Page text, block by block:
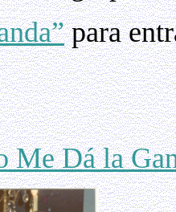
para
Me Dá la